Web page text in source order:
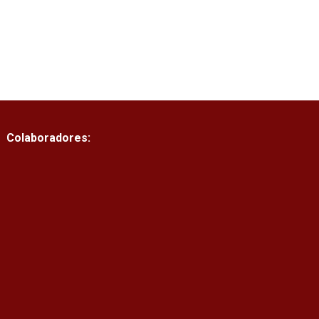
Colaboradores: